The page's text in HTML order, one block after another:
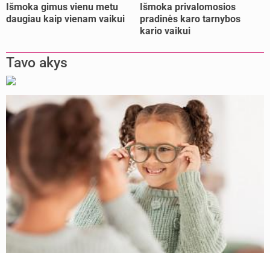
Išmoka gimus vienu metu
daugiau kaip vienam vaikui
Išmoka privalomosios
pradinės karo tarnybos
kario vaikui
Tavo akys